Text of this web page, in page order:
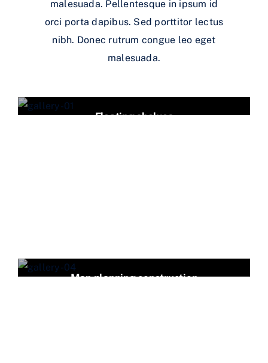
malesuada. Pellentesque in ipsum id
orci porta dapibus. Sed porttitor lectus
nibh. Donec rutrum congue leo eget
malesuada.
Floating shelves
Man planning construction